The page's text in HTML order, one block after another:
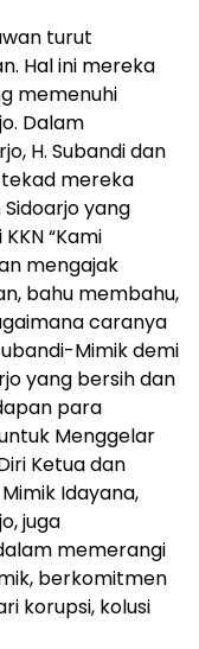
turut
Hal ini mereka
memenuhi
Dalam
H. Subandi dan
mereka
yang
“Kami
mengajak
bahu membahu,
caranya
Mimik demi
yang bersih dan
para
Menggelar
Ketua dan
Idayana,
juga
memerangi
berkomitmen
korupsi, kolusi